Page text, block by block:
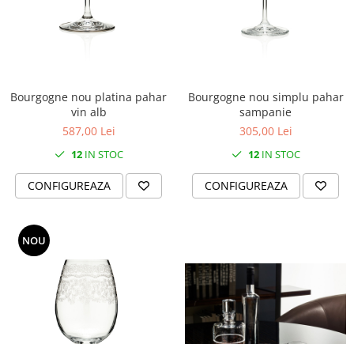
Bourgogne nou platina pahar
vin alb
587,00 Lei
12IN STOC
CONFIGUREAZA
Bourgogne nou simplu pahar
sampanie
305,00 Lei
12IN STOC
CONFIGUREAZA
NOU